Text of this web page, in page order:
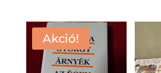
Akció!